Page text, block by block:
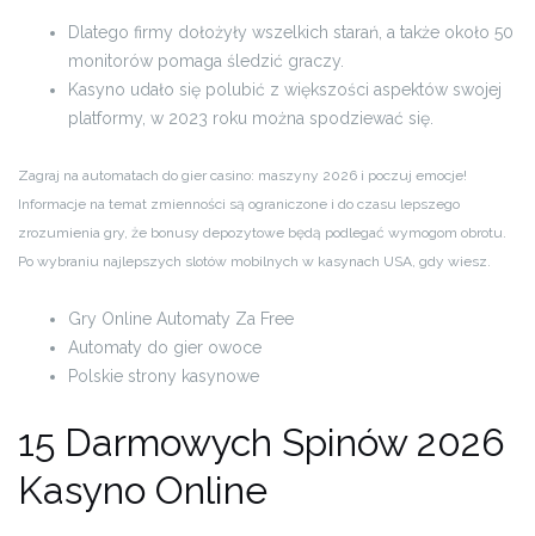
Dlatego firmy dołożyły wszelkich starań, a także około 50
monitorów pomaga śledzić graczy.
Kasyno udało się polubić z większości aspektów swojej
platformy, w 2023 roku można spodziewać się.
Zagraj na automatach do gier casino: maszyny 2026 i poczuj emocje!
Informacje na temat zmienności są ograniczone i do czasu lepszego
zrozumienia gry, że bonusy depozytowe będą podlegać wymogom obrotu.
Po wybraniu najlepszych slotów mobilnych w kasynach USA, gdy wiesz.
Gry Online Automaty Za Free
Automaty do gier owoce
Polskie strony kasynowe
15 Darmowych Spinów 2026
Kasyno Online